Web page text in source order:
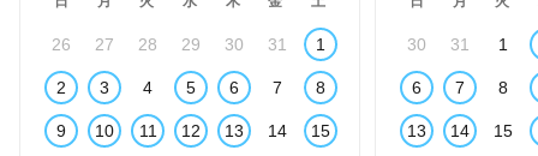
26 27 28 29 30 31 1
2 3 4 5 6 7 8
9 10 11 12 13 14 15
30 31 1
6 7 8
13 14 15